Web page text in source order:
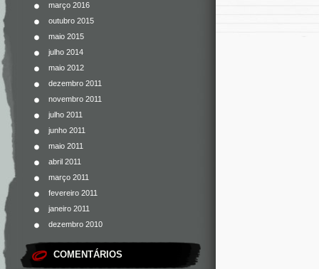
março 2016
outubro 2015
maio 2015
julho 2014
maio 2012
dezembro 2011
novembro 2011
julho 2011
junho 2011
maio 2011
abril 2011
março 2011
fevereiro 2011
janeiro 2011
dezembro 2010
COMENTÁRIOS